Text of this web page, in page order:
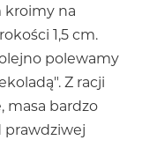
kroimy na
1,5 cm.
polewamy
Z racji
masa bardzo
prawdziwej